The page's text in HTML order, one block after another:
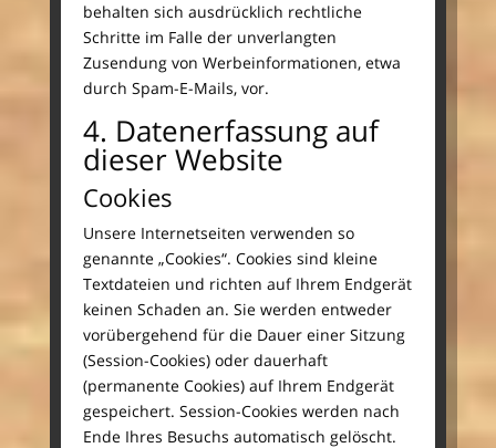
behalten sich ausdrücklich rechtliche
Schritte im Falle der unverlangten
Zusendung von Werbeinformationen, etwa
durch Spam-E-Mails, vor.
4. Datenerfassung auf
dieser Website
Cookies
Unsere Internetseiten verwenden so
genannte „Cookies“. Cookies sind kleine
Textdateien und richten auf Ihrem Endgerät
keinen Schaden an. Sie werden entweder
vorübergehend für die Dauer einer Sitzung
(Session-Cookies) oder dauerhaft
(permanente Cookies) auf Ihrem Endgerät
gespeichert. Session-Cookies werden nach
Ende Ihres Besuchs automatisch gelöscht.